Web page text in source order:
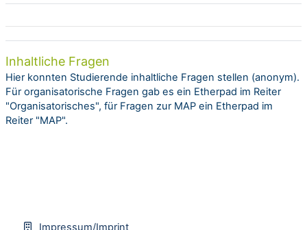
Inhaltliche Fragen
Hier konnten Studierende inhaltliche Fragen stellen (anonym).
Für organisatorische Fragen gab es ein Etherpad im Reiter
"Organisatorisches", für Fragen zur MAP ein Etherpad im
Reiter "MAP".
Impressum/Imprint